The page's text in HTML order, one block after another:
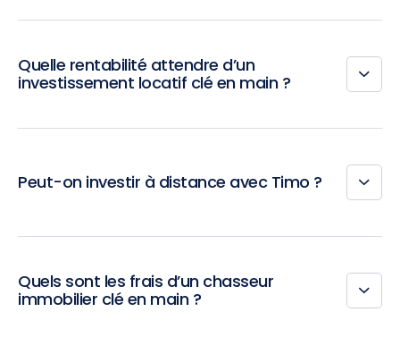
Quelle rentabilité attendre d’un
investissement locatif clé en main ?
Peut-on investir à distance avec Timo ?
Quels sont les frais d’un chasseur
immobilier clé en main ?